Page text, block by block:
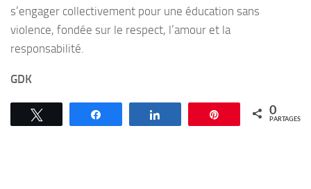
s’engager collectivement pour une éducation sans
violence, fondée sur le respect, l’amour et la
responsabilité.
GDK
Épingle 0
PARTAGES